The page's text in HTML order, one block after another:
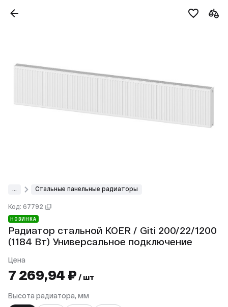
Стальные панельные радиаторы
Код: 67792
НОВИНКА
Радиатор стальной KOER / Giti 200/22/1200
(1184 Вт) Универсальное подключение
Цена
7 269,94 ₽ / шт
Высота радиатора, мм